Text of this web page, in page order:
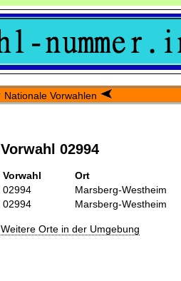
Nationale Vorwahlen
Vorwahl 02994
Vorwahl
Ort
02994
Marsberg-Westheim
02994
Marsberg-Westheim
Weitere Orte in der Umgebung